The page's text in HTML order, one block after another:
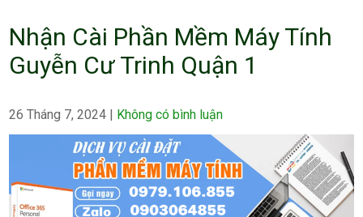
Nhận Cài Phần Mềm Máy Tính
Guyễn Cư Trinh Quận 1
26 Tháng 7, 2024 | Không có bình luận